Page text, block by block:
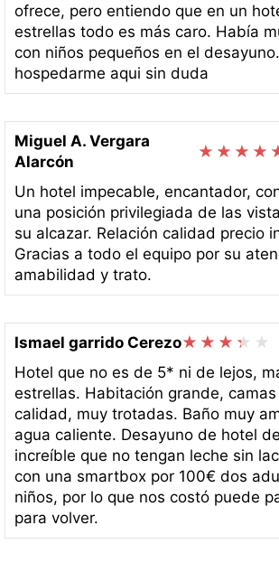
ofrece, pero entiendo que en un
estrellas todo es más caro. Había
con niños pequeños en el
hospedarme aqui sin duda
Miguel A. Vergara
Alarcón
Un hotel impecable, encantador,
una posición privilegiada de las
su alcazar. Relación calidad precio
Gracias a todo el equipo por su
amabilidad y trato.
Ismael garrido Cerezo
Hotel que no es de 5* ni de lejos,
estrellas. Habitación grande,
calidad, muy trotadas. Baño muy
agua caliente. Desayuno de hotel
increíble que no tengan leche sin
con una smartbox por 100€ dos
niños, por lo que nos costó puede
para volver.